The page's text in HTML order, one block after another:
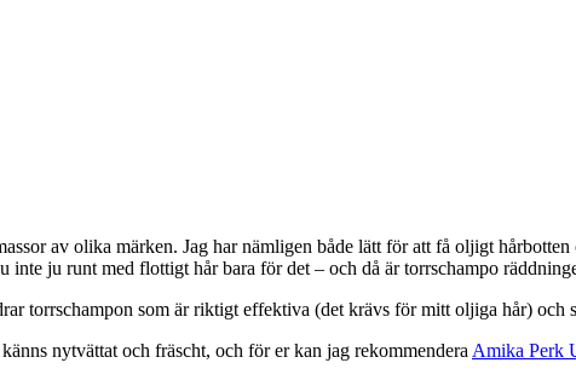
av olika märken. Jag har nämligen både lätt för att få oljigt
ju runt med flottigt hår bara för det – och då är torrschampo
torrschampon som är riktigt effektiva (det krävs för mitt oljiga hår) och
nytvättat och fräscht, och för er kan jag rekommendera Amika Perk